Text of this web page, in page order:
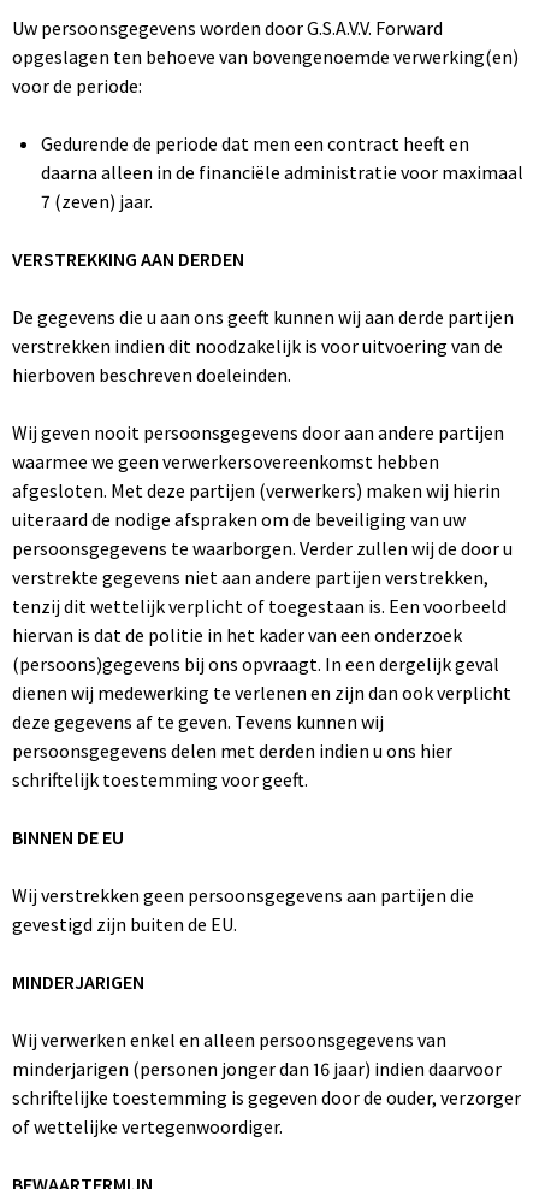
Uw persoonsgegevens worden door G.S.A.V.V. Forward
opgeslagen ten behoeve van bovengenoemde verwerking(en)
voor de periode:
Gedurende de periode dat men een contract heeft en
daarna alleen in de financiële administratie voor maximaal
7 (zeven) jaar.
VERSTREKKING AAN DERDEN
De gegevens die u aan ons geeft kunnen wij aan derde partijen
verstrekken indien dit noodzakelijk is voor uitvoering van de
hierboven beschreven doeleinden.
Wij geven nooit persoonsgegevens door aan andere partijen
waarmee we geen verwerkersovereenkomst hebben
afgesloten. Met deze partijen (verwerkers) maken wij hierin
uiteraard de nodige afspraken om de beveiliging van uw
persoonsgegevens te waarborgen. Verder zullen wij de door u
verstrekte gegevens niet aan andere partijen verstrekken,
tenzij dit wettelijk verplicht of toegestaan is. Een voorbeeld
hiervan is dat de politie in het kader van een onderzoek
(persoons)gegevens bij ons opvraagt. In een dergelijk geval
dienen wij medewerking te verlenen en zijn dan ook verplicht
deze gegevens af te geven. Tevens kunnen wij
persoonsgegevens delen met derden indien u ons hier
schriftelijk toestemming voor geeft.
BINNEN DE EU
Wij verstrekken geen persoonsgegevens aan partijen die
gevestigd zijn buiten de EU.
MINDERJARIGEN
Wij verwerken enkel en alleen persoonsgegevens van
minderjarigen (personen jonger dan 16 jaar) indien daarvoor
schriftelijke toestemming is gegeven door de ouder, verzorger
of wettelijke vertegenwoordiger.
BEWAARTERMIJN